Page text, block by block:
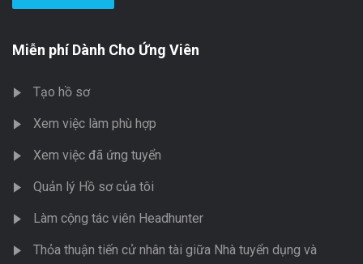
Miễn phí Dành Cho Ứng Viên
Tạo hồ sơ
Xem việc làm phù hợp
Xem việc đã ứng tuyển
Quản lý Hồ sơ của tôi
Làm cộng tác viên Headhunter
Thỏa thuận tiến cử nhân tài giữa Nhà tuyển dụng và